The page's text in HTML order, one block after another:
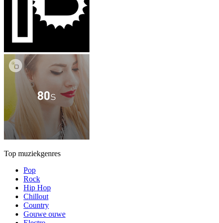
Top muziekgenres
Pop
Rock
Hip Hop
Chillout
Country
Gouwe ouwe